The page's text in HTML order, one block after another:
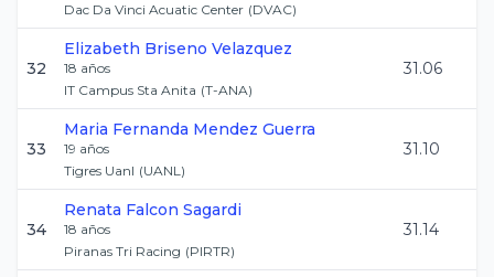
Dac Da Vinci Acuatic Center (DVAC)
32
Elizabeth Briseno Velazquez
18 años
IT Campus Sta Anita (T-ANA)
31.06
33
Maria Fernanda Mendez Guerra
19 años
Tigres Uanl (UANL)
31.10
34
Renata Falcon Sagardi
18 años
Piranas Tri Racing (PIRTR)
31.14